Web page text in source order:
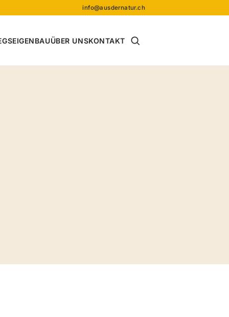
info@ausdernatur.ch
EIGENBAUÜBER UNSKONTAKT Suche öffnen